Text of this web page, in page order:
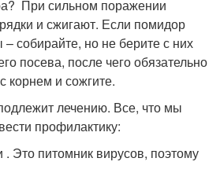
При сильном поражении
и сжигают. Если помидор
собирайте, но не берите с них
посева, после чего обязательно
корнем и сожгите.
лечению. Все, что мы
профилактику:
Это питомник вирусов, поэтому